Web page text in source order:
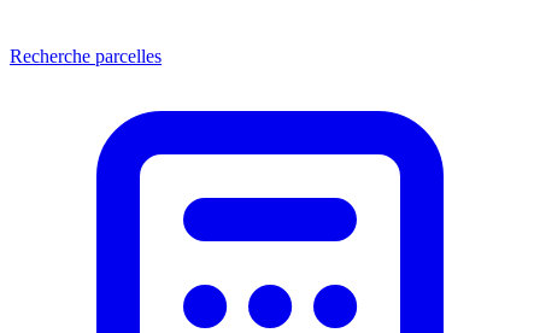
Recherche parcelles